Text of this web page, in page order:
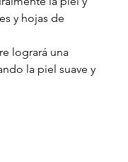
y hojas de
logrará una
la piel suave y